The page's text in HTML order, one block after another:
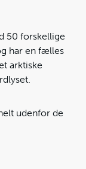
50 forskellige
har en fælles
arktiske
udenfor de